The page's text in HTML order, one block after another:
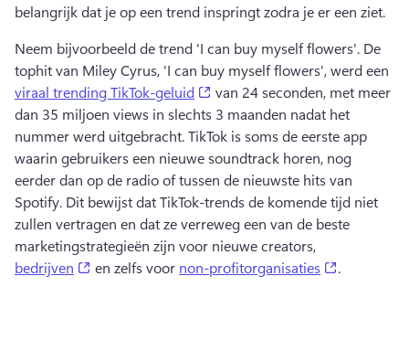
belangrijk dat je op een trend inspringt zodra je er een ziet.
Neem bijvoorbeeld de trend 'I can buy myself flowers'. De
tophit van Miley Cyrus, 'I can buy myself flowers', werd een
viraal trending TikTok-geluid
(opens in a new tab)
van 24 seconden, met meer
dan 35 miljoen views in slechts 3 maanden nadat het
nummer werd uitgebracht. TikTok is soms de eerste app
waarin gebruikers een nieuwe soundtrack horen, nog
eerder dan op de radio of tussen de nieuwste hits van
Spotify. Dit bewijst dat TikTok-trends de komende tijd niet
zullen vertragen en dat ze verreweg een van de beste
marketingstrategieën zijn voor nieuwe creators,
bedrijven
(opens in a new tab)
en zelfs voor non-profitorganisaties .